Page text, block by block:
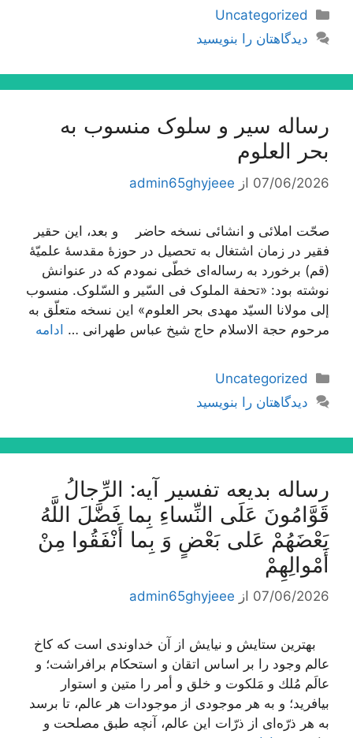
دسته‌ها
Uncategorized
دیدگاهتان را بنویسید
رساله سیر و سلوک منسوب به
بحر العلوم
07/06/2026 از admin65ghyjeee
صحّت املائی و انشائی نسخه حاضر و بعد، این حقیر
فقیر در زمان اشتغال به تحصیل در حوزۀ مقدسۀ علمیّۀ
(قم) برخورد به رساله‌اى خطّى نمودم که در عنوانش
نوشته بود: «تحفة الملوک فی السّیر و السّلوک. منسوب
إلى مولانا السیّد مهدى بحر العلوم» این نسخه متعلّق به
مرحوم حجة الاسلام حاج شیخ عباس طهرانى … ادامه
دسته‌ها
Uncategorized
دیدگاهتان را بنویسید
رساله بدیعه تفسیر آیه: الرِّجالُ
قَوَّامُونَ عَلَى النِّساءِ بِما فَضَّلَ اللَّهُ
بَعْضَهُمْ عَلى‌ بَعْضٍ وَ بِما أَنْفَقُوا مِنْ
أَمْوالِهِمْ‌
07/06/2026 از admin65ghyjeee
بهترین ستایش و نیایش از آن خداوندى است كه كاخ
عالم وجود را بر اساس اتقان و استحكام برافراشت؛ و
عالَم مُلك و مَلكوت و خلق و أمر را متین و استوار
بیافرید؛ و به هر موجودى از موجودات هر عالم، تا برسد
به هر ذرّه‌اى از ذرّات این عالم، آنچه طبق مصلحت و